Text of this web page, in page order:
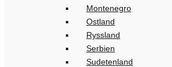
Montenegro
Ostland
Ryssland
Serbien
Sudetenland